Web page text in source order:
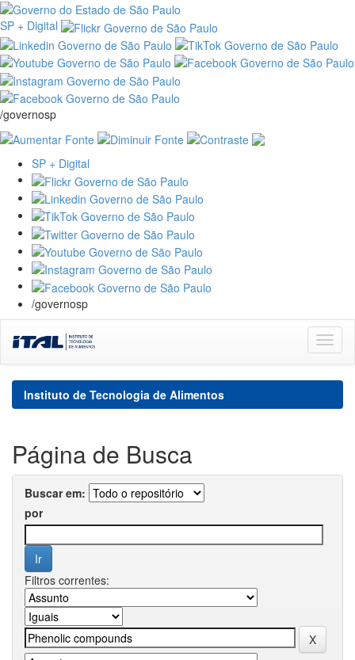
SP + Digital
/governosp
SP + Digital
/governosp
navigation
Instituto de Tecnologia de Alimentos
Página de Busca
Buscar em:
por
Filtros correntes: